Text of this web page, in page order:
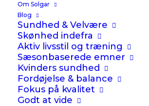
Om Solgar
Blog
Sundhed & Velvære
Skønhed indefra
Aktiv livsstil og træning
Sæsonbaserede emner
Kvinders sundhed
Fordøjelse & balance
Fokus på kvalitet
Godt at vide
220
Premium botanisk produkt
Anvendt i traditionel kinesisk
urtekundskab
Vegansk